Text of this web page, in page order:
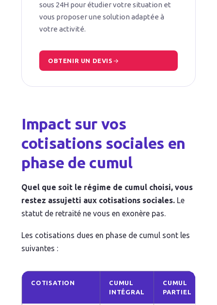
sous 24H pour étudier votre situation et
vous proposer une solution adaptée à
votre activité.
OBTENIR UN DEVIS
Impact sur vos
cotisations sociales en
phase de cumul
Quel que soit le régime de cumul choisi, vous
restez assujetti aux cotisations sociales. Le
statut de retraité ne vous en exonère pas.
Les cotisations dues en phase de cumul sont les
suivantes :
COTISATION
CUMUL
INTÉGRAL
CUMUL
PARTIEL